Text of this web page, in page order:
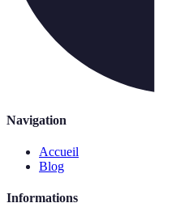
Navigation
Accueil
Blog
Informations